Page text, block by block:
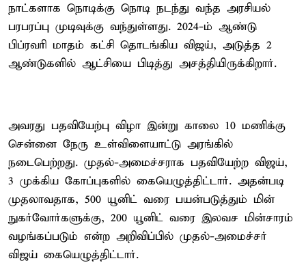
நாட்களாக நொடிக்கு நொடி நடந்து வந்த அரசியல்
பரபரப்பு முடிவுக்கு வந்துள்ளது. 2024-ம் ஆண்டு
பிப்ரவரி மாதம் கட்சி தொடங்கிய விஜய், அடுத்த 2
ஆண்டுகளில் ஆட்சியை பிடித்து அசத்தியிருக்கிறார்.
அவரது பதவியேற்பு விழா இன்று காலை 10 மணிக்கு
சென்னை நேரு உள்விளையாட்டு அரங்கில்
நடைபெற்றது. முதல்-அமைச்சராக பதவியேற்ற விஜய்,
3 முக்கிய கோப்புகளில் கையெழுத்திட்டார். அதன்படி
முதலாவதாக, 500 யூனிட் வரை பயன்படுத்தும் மின்
நுகர்வோர்களுக்கு, 200 யூனிட் வரை இலவச மின்சாரம்
வழங்கப்படும் என்ற அறிவிப்பில் முதல்-அமைச்சர்
விஜய் கையெழுத்திட்டார்.